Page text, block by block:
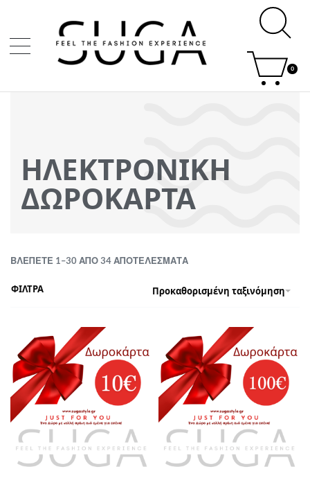
0
ΗΛΕΚΤΡΟΝΙΚΗ
ΔΩΡΟΚΑΡΤΑ
ΒΛΈΠΕΤΕ 1–30 ΑΠΌ 34 ΑΠΟΤΕΛΈΣΜΑΤΑ
Προκαθορισμένη ταξινόμηση
ΦΙΛΤΡΑ